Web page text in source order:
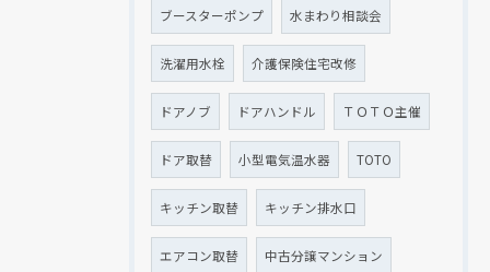
ブースターポンプ 水まわり相談会
洗濯用水栓 介護保険住宅改修
ドアノブ ドアハンドル ＴＯＴＯ主催
ドア取替 小型電気温水器 TOTO
キッチン取替 キッチン排水口
エアコン取替 中古分譲マンション